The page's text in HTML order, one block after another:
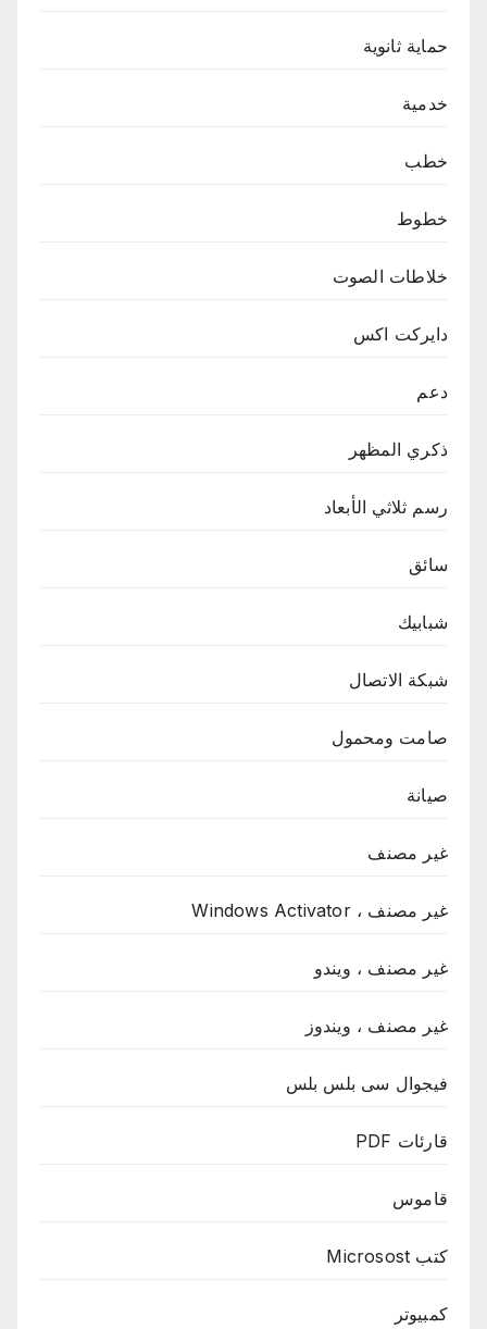
حماية ثانوية
خدمية
خطب
خطوط
خلاطات الصوت
دايركت اكس
دعم
ذكري المظهر
رسم ثلاثي الأبعاد
سائق
شبابيك
شبكة الاتصال
صامت ومحمول
صيانة
غير مصنف
غير مصنف ، Windows Activator
غير مصنف ، ويندو
غير مصنف ، ويندوز
فيجوال سى بلس بلس
قارئات PDF
قاموس
كتب Microsost
كمبيوتر